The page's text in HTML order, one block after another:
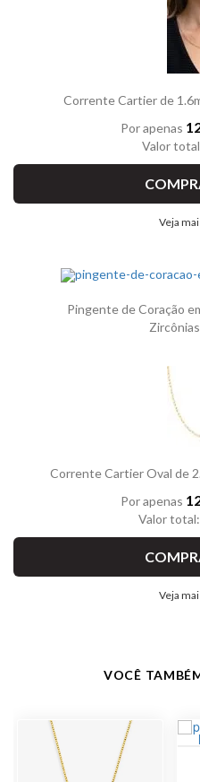
Corrente Cartier de
Por apenas
Valor
Veja
Pingente de Coração
Corrente Cartier Oval de
Por apenas
Valor
Veja
VOCÊ